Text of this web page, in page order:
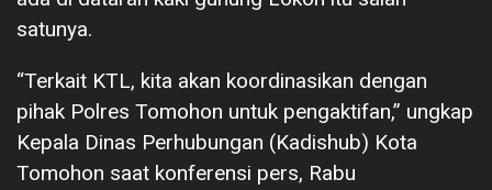
satunya.
“Terkait KTL, kita akan koordinasikan dengan
pihak Polres Tomohon untuk pengaktifan,” ungkap
Kepala Dinas Perhubungan (Kadishub) Kota
Tomohon saat konferensi pers, Rabu